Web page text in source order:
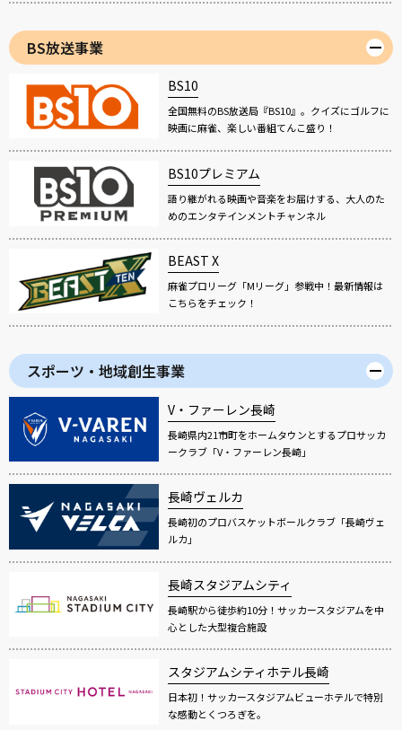
BS放送事業
BS10
全国無料のBS放送局『BS10』。クイズにゴルフに
映画に麻雀、楽しい番組てんこ盛り！
BS10プレミアム
語り継がれる映画や音楽をお届けする、大人のた
めのエンタテインメントチャンネル
BEAST X
麻雀プロリーグ「Mリーグ」参戦中！最新情報は
こちらをチェック！
スポーツ・地域創生事業
V・ファーレン長崎
長崎県内21市町をホームタウンとするプロサッカ
ークラブ「V・ファーレン長崎」
長崎ヴェルカ
長崎初のプロバスケットボールクラブ「長崎ヴェ
ルカ」
長崎スタジアムシティ
長崎駅から徒歩約10分！サッカースタジアムを中
心とした大型複合施設
スタジアムシティホテル長崎
日本初！サッカースタジアムビューホテルで特別
な感動とくつろぎを。